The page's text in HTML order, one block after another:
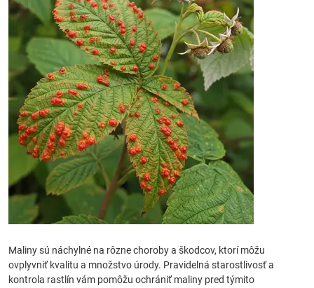
Maliny sú náchylné na rôzne choroby a škodcov, ktorí môžu
ovplyvniť kvalitu a množstvo úrody. Pravidelná starostlivosť a
kontrola rastlín vám pomôžu ochrániť maliny pred týmito